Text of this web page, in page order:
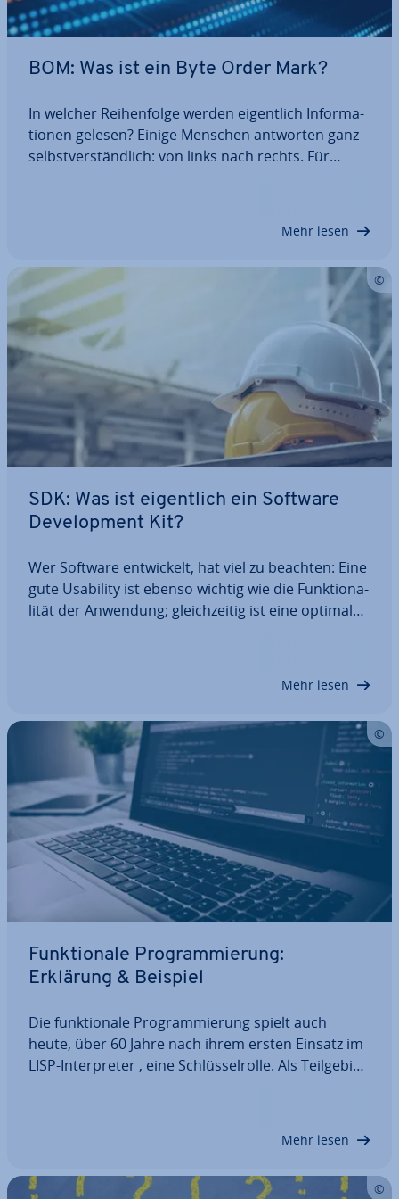
BOM: Was ist ein Byte Order Mark?
In welcher Rei­hen­fol­ge werden ei­gent­lich In­for­ma­
tio­nen gelesen? Einige Menschen antworten ganz
selbst­ver­ständ­lich: von links nach rechts. Für
Mehr lesen
SDK: Was ist ei­gent­lich ein Software
De­ve­lo­p­ment Kit?
Wer Software ent­wi­ckelt, hat viel zu beachten: Eine
gute Usability ist ebenso wichtig wie die Funk­tio­na­
li­tät der Anwendung; gleich­zei­tig ist eine optimale
Mehr lesen
Funk­tio­na­le Pro­gram­mie­rung:
Erklärung & Beispiel
Die funk­tio­na­le Pro­gram­mie­rung spielt auch
heute, über 60 Jahre nach ihrem ersten Einsatz im
LISP-In­ter­pre­ter , eine Schlüs­sel­rol­le. Als Teil­ge­biet
Mehr lesen